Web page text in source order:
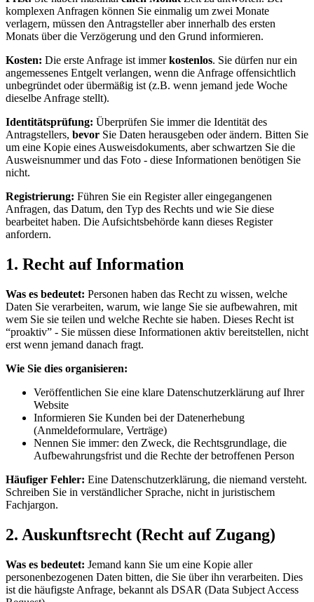
komplexen Anfragen können Sie einmalig um zwei Monate
verlagern, müssen den Antragsteller aber innerhalb des ersten
Monats über die Verzögerung und den Grund informieren.
Kosten: Die erste Anfrage ist immerkostenlos. Sie dürfen nur ein
angemessenes Entgelt verlangen, wenn die Anfrage offensichtlich
unbegründet oder übermäßig ist (z.B. wenn jemand jede Woche
dieselbe Anfrage stellt).
Identitätsprüfung: Überprüfen Sie immer die Identität des
Antragstellers, bevor Sie Daten herausgeben oder ändern. Bitten Sie
um eine Kopie eines Ausweisdokuments, aber schwartzen Sie die
Ausweisnummer und das Foto - diese Informationen benötigen Sie
nicht.
Registrierung: Führen Sie ein Register aller eingegangenen
Anfragen, das Datum, den Typ des Rechts und wie Sie diese
bearbeitet haben. Die Aufsichtsbehörde kann dieses Register
anfordern.
1. Recht auf Information
Was es bedeutet: Personen haben das Recht zu wissen, welche
Daten Sie verarbeiten, warum, wie lange Sie sie aufbewahren, mit
wem Sie sie teilen und welche Rechte sie haben. Dieses Recht ist
“proaktiv” - Sie müssen diese Informationen aktiv bereitstellen, nicht
erst wenn jemand danach fragt.
Wie Sie dies organisieren:
Veröffentlichen Sie eine klare Datenschutzerklärung auf Ihrer
Website
Informieren Sie Kunden bei der Datenerhebung
(Anmeldeformulare, Verträge)
Nennen Sie immer: den Zweck, die Rechtsgrundlage, die
Aufbewahrungsfrist und die Rechte der betroffenen Person
Häufiger Fehler: Eine Datenschutzerklärung, die niemand versteht.
Schreiben Sie in verständlicher Sprache, nicht in juristischem
Fachjargon.
2. Auskunftsrecht (Recht auf Zugang)
Was es bedeutet: Jemand kann Sie um eine Kopie aller
personenbezogenen Daten bitten, die Sie über ihn verarbeiten. Dies
ist die häufigste Anfrage, bekannt als DSAR (Data Subject Access